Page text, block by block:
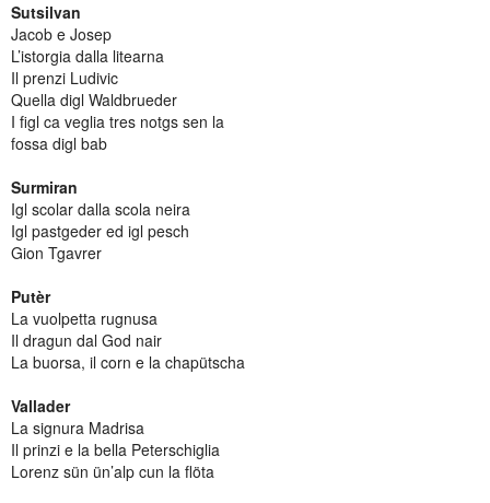
Sutsilvan
Jacob e Josep
L’istorgia dalla litearna
Il prenzi Ludivic
Quella digl Waldbrueder
I figl ca veglia tres notgs sen la
fossa digl bab
Surmiran
Igl scolar dalla scola neira
Igl pastgeder ed igl pesch
Gion Tgavrer
Putèr
La vuolpetta rugnusa
Il dragun dal God nair
La buorsa, il corn e la chapütscha
Vallader
La signura Madrisa
Il prinzi e la bella Peterschiglia
Lorenz sün ün’alp cun la flöta